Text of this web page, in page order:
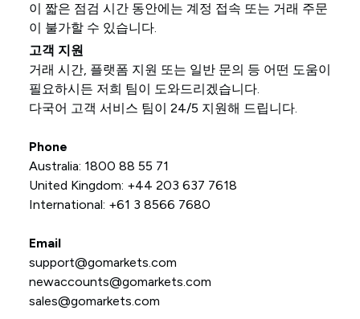
이 짧은 점검 시간 동안에는 계정 접속 또는 거래 주문
이 불가할 수 있습니다.
고객 지원
거래 시간, 플랫폼 지원 또는 일반 문의 등 어떤 도움이
필요하시든 저희 팀이 도와드리겠습니다.
다국어 고객 서비스 팀이 24/5 지원해 드립니다.
Phone
Australia: 1800 88 55 71
United Kingdom: +44 203 637 7618
International: +61 3 8566 7680
Email
support@gomarkets.com
newaccounts@gomarkets.com
sales@gomarkets.com